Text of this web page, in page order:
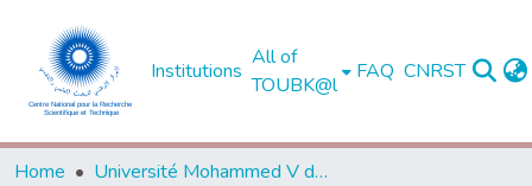
Institutions
All of
TOUBK@l
FAQ CNRST
Home
Université Mohammed V de Rabat